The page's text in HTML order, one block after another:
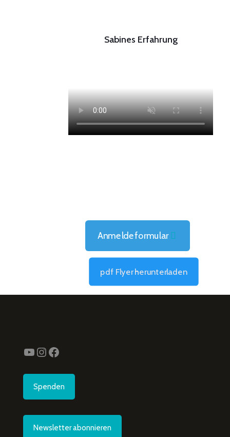
Sabines Erfahrung
Anmeldeformular
pdf Flyer herunterladen
YouTube
Instagram
Facebook
Spenden
Newsletter abonnieren